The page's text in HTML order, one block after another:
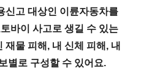
신고 대상인 이륜자동차를
바이 사고로 생길 수 있는
재물 피해, 내 신체 피해, 내
별로 구성할 수 있어요.